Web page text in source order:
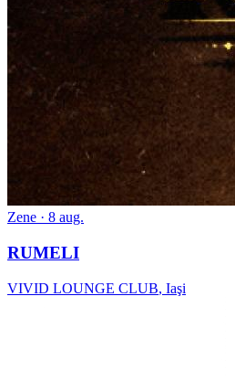
Zene · 8 aug.
RUMELI
VIVID LOUNGE CLUB, Iaşi